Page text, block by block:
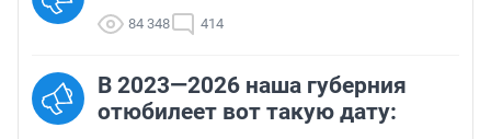
84 348 414
В 2023—2026 наша губерния
отюбилеет вот такую дату: